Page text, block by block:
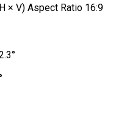
× V) Aspect Ratio 16:9